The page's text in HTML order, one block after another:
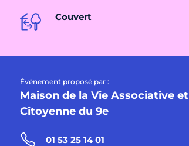
Couvert
Évènement proposé par :
Maison de la Vie Associative et
Citoyenne du 9e
01 53 25 14 01